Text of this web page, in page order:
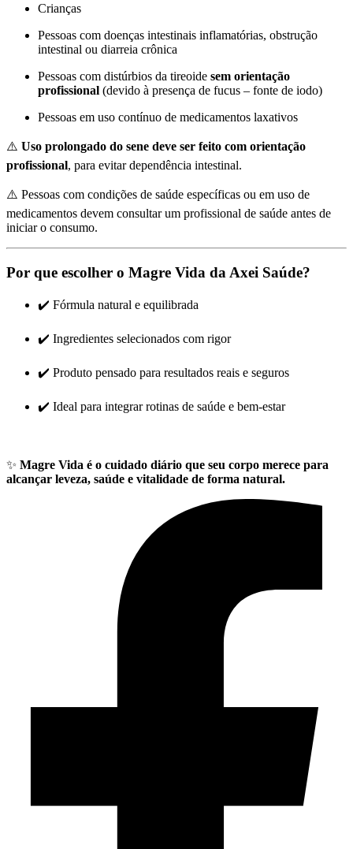
Crianças
Pessoas com doenças intestinais inflamatórias, obstrução
intestinal ou diarreia crônica
Pessoas com distúrbios da tireoide sem orientação
profissional (devido à presença de fucus – fonte de iodo)
Pessoas em uso contínuo de medicamentos laxativos
⚠️ Uso prolongado do sene deve ser feito com orientação
profissional, para evitar dependência intestinal.
⚠️ Pessoas com condições de saúde específicas ou em uso de
medicamentos devem consultar um profissional de saúde antes de
iniciar o consumo.
Por que escolher o Magre Vida da Axei Saúde?
✔️ Fórmula natural e equilibrada
✔️ Ingredientes selecionados com rigor
✔️ Produto pensado para resultados reais e seguros
✔️ Ideal para integrar rotinas de saúde e bem-estar
✨ Magre Vida é o cuidado diário que seu corpo merece para
alcançar leveza, saúde e vitalidade de forma natural.